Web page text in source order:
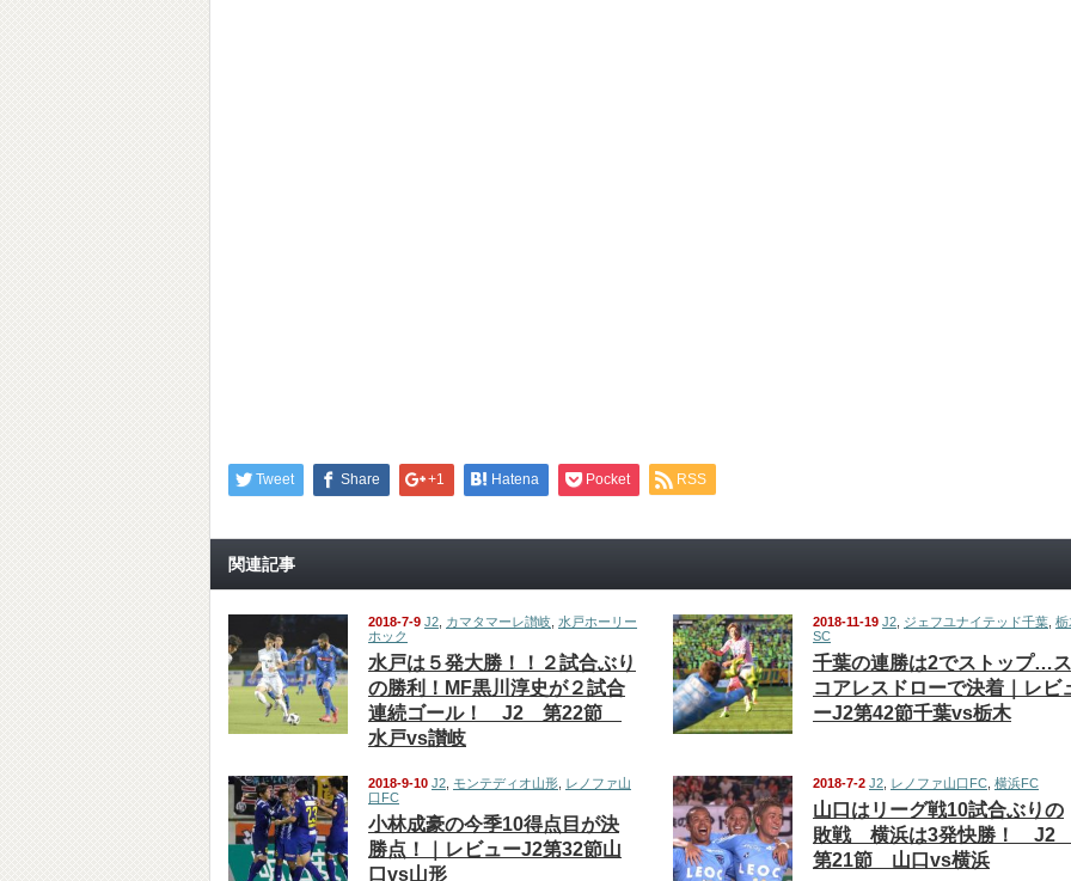
Tweet Share +1 Hatena Pocket RSS
関連記事
2018-7-9 J2 カマタマーレ讃岐 水戸ホーリー
ホック
水戸は５発大勝！！２試合ぶり
の勝利！MF黒川淳史が２試合
連続ゴール！ J2 第22節
水戸vs讃岐
2018-11-19 J2 ジェフユナイテッド千葉 栃
SC
千葉の連勝は2でストップ…ス
コアレスドローで決着｜レビ
ーJ2第42節千葉vs栃木
2018-9-10 J2 モンテディオ山形 レノファ山
口FC
小林成豪の今季10得点目が決
勝点！｜レビューJ2第32節山
口vs山形
2018-7-2 J2 レノファ山口FC 横浜FC
山口はリーグ戦10試合ぶりの
敗戦 横浜は3発快勝！
第21節 山口vs横浜